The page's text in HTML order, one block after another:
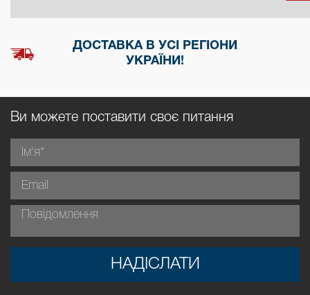
ДОСТАВКА В УСІ РЕГІОНИ
УКРАЇНИ!
Ви можете поставити своє питання
НАДІСЛАТИ